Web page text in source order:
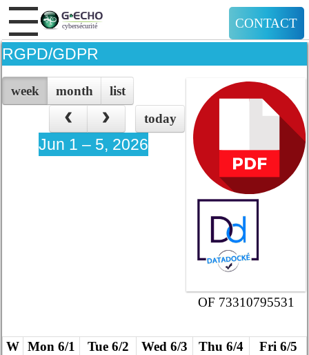
CONTACT
RGPD/GDPR
OF 73310795531
week month
list
today
Jun 1 – 5, 2026
W Mon 6/1 Tue 6/2 Wed 6/3 Thu 6/4 Fri 6/5